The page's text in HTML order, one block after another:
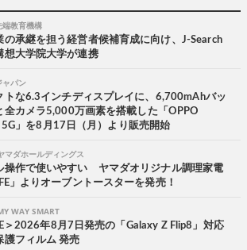
教育機構
の承継を担う経営者候補育成に向け、J-Search
想大学院大学が連携
ャパン
トな6.3インチディスプレイに、6,700mAhバッ
全カメラ5,000万画素を搭載した「OPPO
5G」を8月17日（月）より販売開始
マダホールディングス
操作で使いやすい ヤマダオリジナル調理家電
」よりオーブントースターを発売！
WAY SMART
＞2026年8月7日発売の「Galaxy Z Flip8」対応
護フィルム 発売